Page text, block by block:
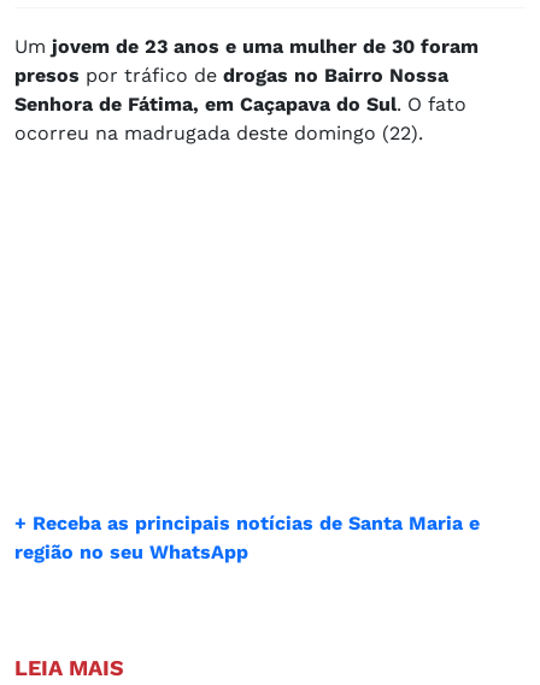
Um jovem de 23 anos e uma mulher de 30 foram
presos por tráfico de drogas no Bairro Nossa
Senhora de Fátima, em Caçapava do Sul. O fato
ocorreu na madrugada deste domingo (22).
+ Receba as principais notícias de Santa Maria e
região no seu WhatsApp
LEIA MAIS